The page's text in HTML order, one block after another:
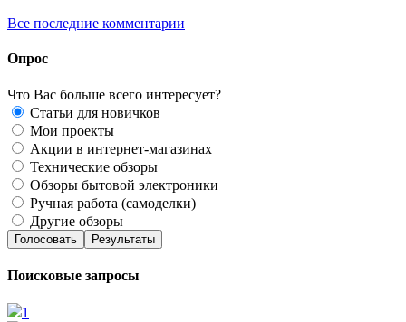
Все последние комментарии
Опрос
Что Вас больше всего интересует?
Статьи для новичков
Мои проекты
Акции в интернет-магазинах
Технические обзоры
Обзоры бытовой электроники
Ручная работа (самоделки)
Другие обзоры
Голосовать Результаты
Поисковые запросы
1